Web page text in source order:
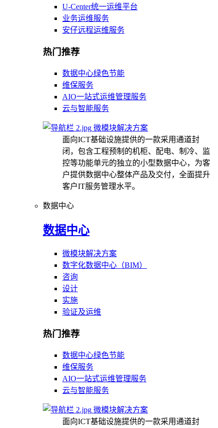
U-Center统一运维平台
业务运维服务
安仔远程运维服务
热门推荐
数据中心绿色节能
维保服务
AIO一站式运维管理服务
云与智能服务
微模块解决方案
面向ICT基础设施提供的一款采用通道封
闭，包含工程预制的机柜、配电、制冷、监
控等功能单元的独立的小型数据中心，为客
户提供数据中心整体产品及交付，全面提升
客户IT服务管理水平。
数据中心
数据中心
微模块解决方案
数字化数据中心（BIM）
咨询
设计
实施
验证及运维
热门推荐
数据中心绿色节能
维保服务
AIO一站式运维管理服务
云与智能服务
微模块解决方案
面向ICT基础设施提供的一款采用通道封